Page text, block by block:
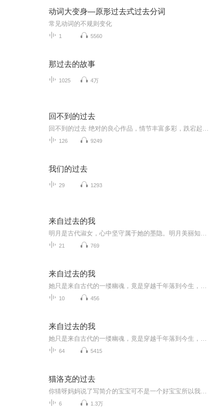
动词大变身—原形过去式过去分词
常见动词的不规则变化
1 5560
那过去的故事
1025 4万
回不到的过去
126 9249
我们的过去
29 1293
来自过去的我
21 769
来自过去的我
10 456
来自过去的我
64 5415
猫洛克的过去
6 1.3万